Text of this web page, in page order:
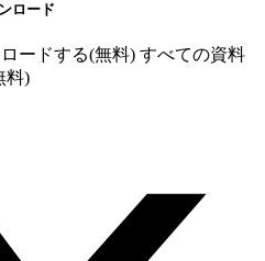
ロード
ードする(無料) すべての資料
料)